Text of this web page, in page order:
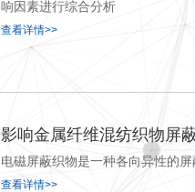
响因素进行综合分析
查看详情>>
影响金属纤维混纺织物屏
电磁屏蔽织物是一种各向异性的
查看详情>>